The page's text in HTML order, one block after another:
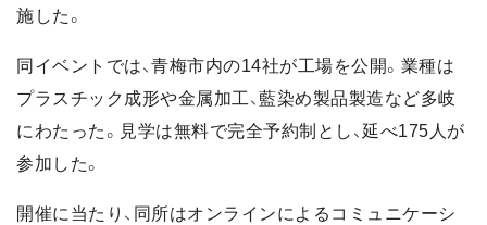
施した。
同イベントでは、青梅市内の14社が工場を公開。業種は
プラスチック成形や金属加工、藍染め製品製造など多岐
にわたった。見学は無料で完全予約制とし、延べ175人が
参加した。
開催に当たり、同所はオンラインによるコミュニケーシ